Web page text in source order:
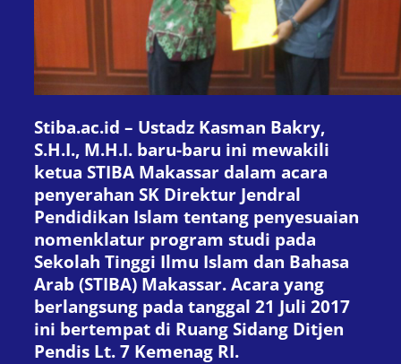
Stiba.ac.id – Ustadz Kasman Bakry,
S.H.I., M.H.I. baru-baru ini mewakili
ketua STIBA Makassar dalam acara
penyerahan SK Direktur Jendral
Pendidikan Islam tentang penyesuaian
nomenklatur program studi pada
Sekolah Tinggi Ilmu Islam dan Bahasa
Arab (STIBA) Makassar. Acara yang
berlangsung pada tanggal 21 Juli 2017
ini bertempat di Ruang Sidang Ditjen
Pendis Lt. 7 Kemenag RI.